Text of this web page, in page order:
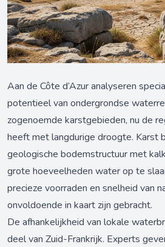
Aan de Côte d’Azur analyseren
potentieel van ondergrondse
zogenoemde karstgebieden, nu de
heeft met langdurige droogte. Karst
geologische bodemstructuur met
grote hoeveelheden water op te
precieze voorraden en snelheid van
onvoldoende in kaart zijn gebracht.
De afhankelijkheid van lokale
deel van Zuid-Frankrijk. Experts